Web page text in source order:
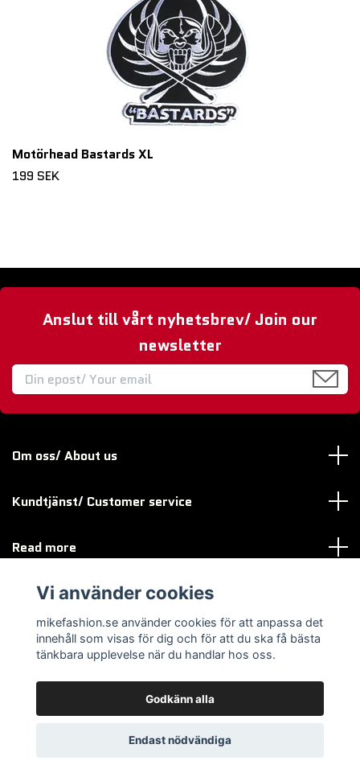
Motörhead Bastards XL
199 SEK
Anslut till vårt nyhetsbrev/ Join our
newsletter
Om oss/ About us
Kundtjänst/ Customer service
Read more
Sociala medier
© 2026 mikefashion.se
Vi använder cookies
mikefashion.se använder cookies för att anpassa det
innehåll som visas för dig och för att du ska få bästa
tänkbara upplevelse när du handlar hos oss.
Godkänn alla
Endast nödvändiga